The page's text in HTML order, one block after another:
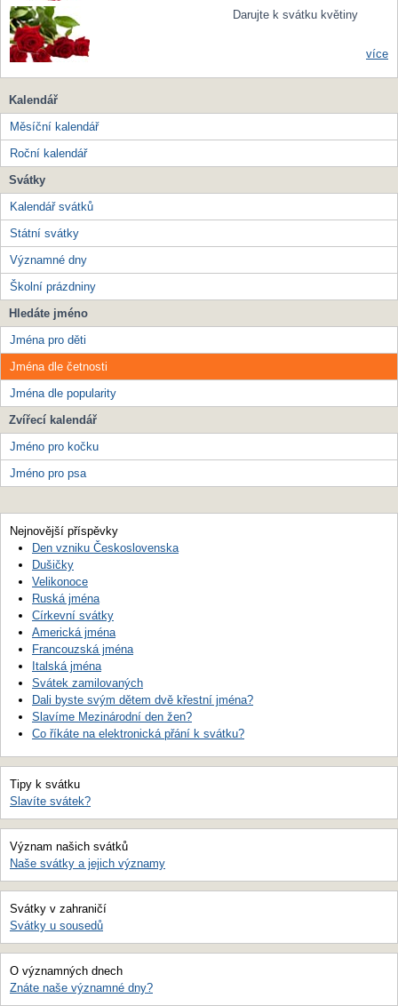
Darujte k svátku květiny
více
Kalendář
Měsíční kalendář
Roční kalendář
Svátky
Kalendář svátků
Státní svátky
Významné dny
Školní prázdniny
Hledáte jméno
Jména pro děti
Jména dle četnosti
Jména dle popularity
Zvířecí kalendář
Jméno pro kočku
Jméno pro psa
Nejnovější příspěvky
Den vzniku Československa
Dušičky
Velikonoce
Ruská jména
Církevní svátky
Americká jména
Francouzská jména
Italská jména
Svátek zamilovaných
Dali byste svým dětem dvě křestní jména?
Slavíme Mezinárodní den žen?
Co říkáte na elektronická přání k svátku?
Tipy k svátku
Slavíte svátek?
Význam našich svátků
Naše svátky a jejich významy
Svátky v zahraničí
Svátky u sousedů
O významných dnech
Znáte naše významné dny?